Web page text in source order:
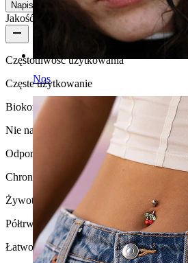
Nos
Napisz opinię
Jakość produktu
Częstotliwość użytkowania
Częste użytkowanie
Biokompatybilność
Nie nadaje się do skóry wrażliwej
Odporność na działanie wody
Chronić przed wodą
Żywotność
Półtrwała
Łatwość użytkowania